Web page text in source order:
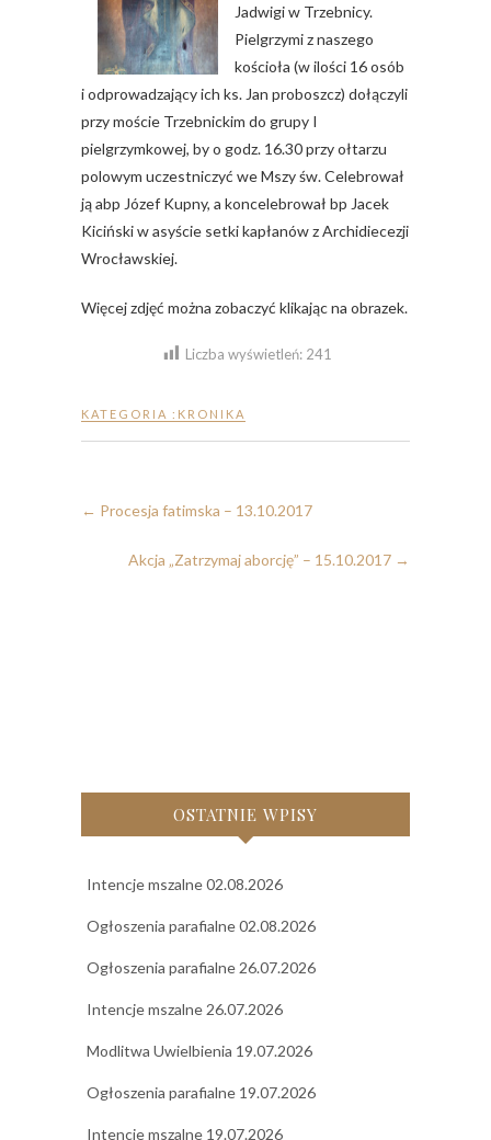
Jadwigi w Trzebnicy.
Pielgrzymi z naszego
kościoła (w ilości 16 osób
i odprowadzający ich ks. Jan proboszcz) dołączyli
przy moście Trzebnickim do grupy I
pielgrzymkowej, by o godz. 16.30 przy ołtarzu
polowym uczestniczyć we Mszy św. Celebrował
ją abp Józef Kupny, a koncelebrował bp Jacek
Kiciński w asyście setki kapłanów z Archidiecezji
Wrocławskiej.
Więcej zdjęć można zobaczyć klikając na obrazek.
Liczba wyświetleń: 241
KATEGORIA : KRONIKA
← Procesja fatimska – 13.10.2017
Akcja „Zatrzymaj aborcję” – 15.10.2017 →
OSTATNIE WPISY
Intencje mszalne 02.08.2026
Ogłoszenia parafialne 02.08.2026
Ogłoszenia parafialne 26.07.2026
Intencje mszalne 26.07.2026
Modlitwa Uwielbienia 19.07.2026
Ogłoszenia parafialne 19.07.2026
Intencje mszalne 19.07.2026